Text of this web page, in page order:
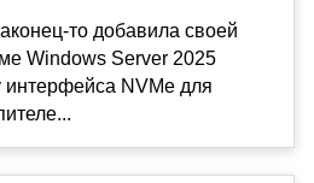
то добавила своей
Windows Server 2025
NVMe для